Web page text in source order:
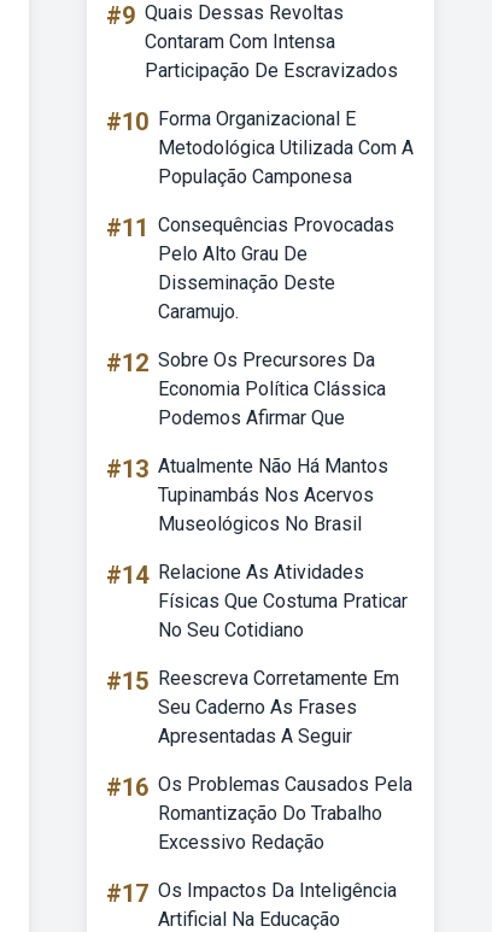
#9 Quais Dessas Revoltas
Contaram Com Intensa
Participação De Escravizados
#10 Forma Organizacional E
Metodológica Utilizada Com A
População Camponesa
#11 Consequências Provocadas
Pelo Alto Grau De
Disseminação Deste
Caramujo.
#12 Sobre Os Precursores Da
Economia Política Clássica
Podemos Afirmar Que
#13 Atualmente Não Há Mantos
Tupinambás Nos Acervos
Museológicos No Brasil
#14 Relacione As Atividades
Físicas Que Costuma Praticar
No Seu Cotidiano
#15 Reescreva Corretamente Em
Seu Caderno As Frases
Apresentadas A Seguir
#16 Os Problemas Causados Pela
Romantização Do Trabalho
Excessivo Redação
#17 Os Impactos Da Inteligência
Artificial Na Educação